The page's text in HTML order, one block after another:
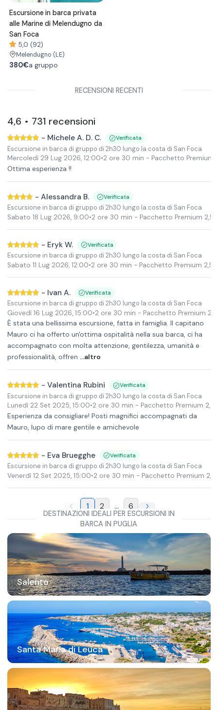
Escursione in barca privata
alle Marine di Melendugno da
San Foca
5,0 (92)
Melendugno (LE)
380€a gruppo
RECENSIONI RECENTI
4,6 • 731 recensioni
- Michele A. D. C. Verificata
Escursione in barca di gruppo di 2h30 lungo la costa di San Foca
Mercoledì 29 Lug 2026, 12:00•2 ore 30 min - Pacchetto Premium
Ottima esperienza !!
- Alessandra B. Verificata
Escursione in barca di gruppo di 2h30 lungo la costa di San Foca
Sabato 18 Lug 2026, 9:00•2 ore 30 min - Pacchetto Premium 2,5
- Eryk W. Verificata
Escursione in barca di gruppo di 2h30 lungo la costa di San Foca
Sabato 11 Lug 2026, 12:00•2 ore 30 min - Pacchetto Premium 2,5
- Ivan A. Verificata
Escursione in barca di gruppo di 2h30 lungo la costa di San Foca
Giovedì 16 Lug 2026, 15:00•2 ore 30 min - Pacchetto Premium
È stata una bellissima escursione, fatta in famiglia. Il capitano
Mauro ci ha offerto un'ottima ospitalità nella sua barca, ci ha
accompagnato con molta attenzione, gentilezza, umanità e
professionalità, offren ...altro
- Valentina Rubini Verificata
Escursione in barca di gruppo di 2h30 lungo la costa di San Foca
Lunedì 22 Set 2025, 15:00•2 ore 30 min - Pacchetto Premium
Esperienza da consigliare! Posti magnifici accompagnati da
Mauro, lupo di mare gentile e amichevole
- Eva Bruegghe Verificata
Escursione in barca di gruppo di 2h30 lungo la costa di San Foca
Venerdì 12 Set 2025, 15:00•2 ore 30 min - Pacchetto Premium
1 2 ... 6
DESTINAZIONI IDEALI PER ESCURSIONI IN
BARCA IN PUGLIA
Salento
Santa Maria di Leuca